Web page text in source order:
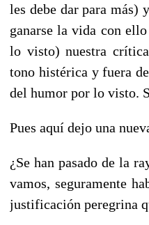
les debe dar para más)
ganarse la vida con
lo visto) nuestra
tono histérica y fuera
del humor por lo visto.
Pues aquí dejo una
¿Se han pasado de la
vamos, seguramente
justificación peregrina